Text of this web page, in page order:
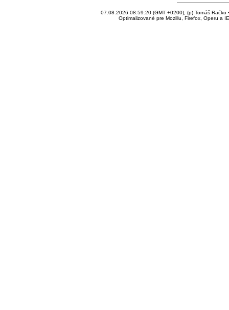
07.08.2026 08:59:20 (GMT +0200), (p) Tomáš Račko
Optimalizované pre Mozillu, Firefox, Operu a